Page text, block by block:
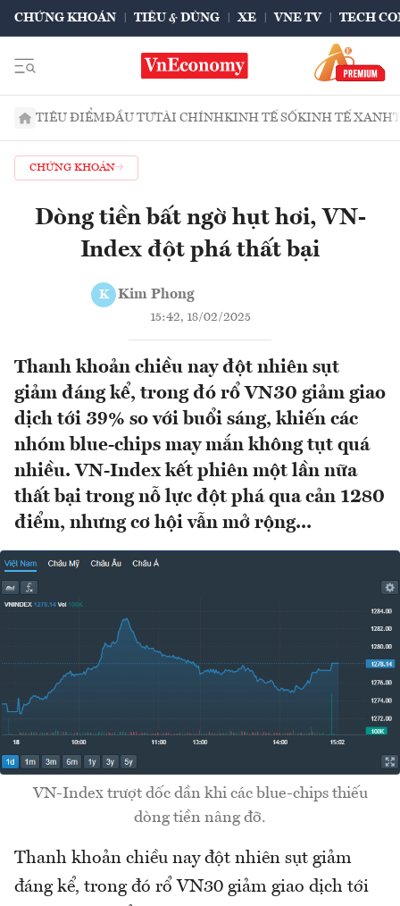
CHỨNG KHOÁN TIÊU & DÙNG XE VNE TV TECH
TIÊU ĐIỂMĐẦU TƯTÀI CHÍNHKINH TẾ SỐKINH TẾ XANH
CHỨNG KHOÁN
Dòng tiền bất ngờ hụt hơi, VN-
Index đột phá thất bại
K Kim Phong
15:42, 18/02/2025
Thanh khoản chiều nay đột nhiên sụt
giảm đáng kể, trong đó rổ VN30 giảm giao
dịch tới 39% so với buổi sáng, khiến các
nhóm blue-chips may mắn không tụt quá
nhiều. VN-Index kết phiên một lần nữa
thất bại trong nỗ lực đột phá qua cản 1280
điểm, nhưng cơ hội vẫn mở rộng...
VN-Index trượt dốc dần khi các blue-chips thiếu
dòng tiền nâng đỡ.
Thanh khoản chiều nay đột nhiên sụt giảm
đáng kể, trong đó rổ VN30 giảm giao dịch tới